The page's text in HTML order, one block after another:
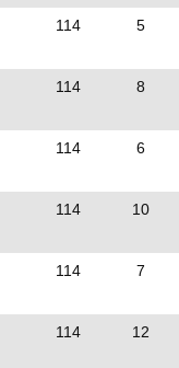
114 5
114 8
114 6
114 10
114 7
114 12